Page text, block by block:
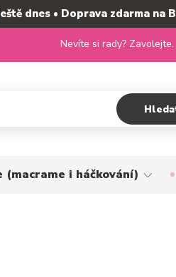
dnes • Doprava zdarma na
Nevíte si rady? Zavolejte.
(macrame i háčkování)